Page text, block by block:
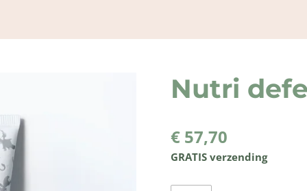
Nutri
€ 57,70
GRATIS verzending